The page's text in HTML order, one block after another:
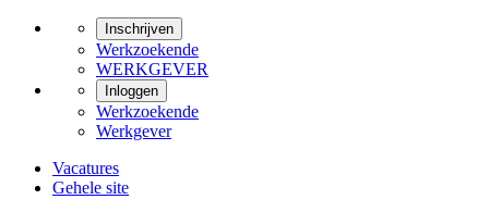
Inschrijven
Werkzoekende
WERKGEVER
Inloggen
Werkzoekende
Werkgever
Vacatures
Gehele site